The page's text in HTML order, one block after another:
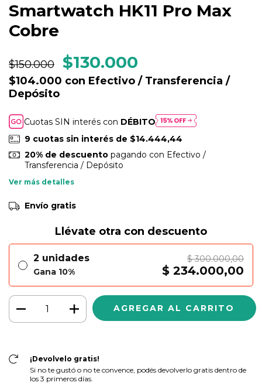
Smartwatch HK11 Pro Max
Cobre
$150.000 $130.000
$104.000 con Efectivo / Transferencia /
Depósito
Cuotas SIN interés con DÉBITO
9 cuotas sin interés de $14.444,44
20% de descuentopagando con Efectivo /
Transferencia / Depósito
Ver más detalles
Envío gratis
Llévate otra con descuento
2 unidades
Gana 10%
$ 300.000,00
$ 234.000,00
¡Devolvelo gratis!
Si no te gustó o no te convence, podés devolverlo gratis dentro de
los 3 primeros días.